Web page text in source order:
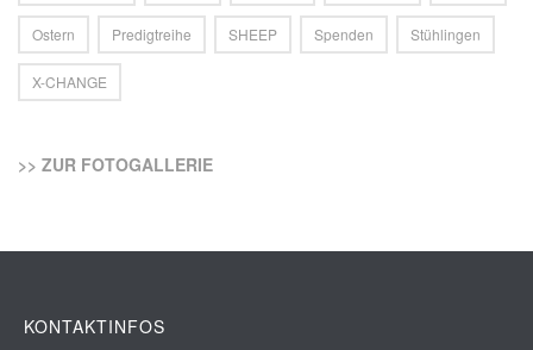
Ostern Predigtreihe SHEEP Spenden Stühlingen
X-CHANGE
>> ZUR FOTOGALLERIE
KONTAKTINFOS